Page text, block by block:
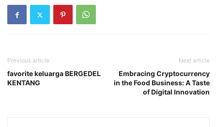
Previous article
favorite keluarga BERGEDEL
KENTANG
Next article
Embracing Cryptocurrency
in the Food Business: A Taste
of Digital Innovation